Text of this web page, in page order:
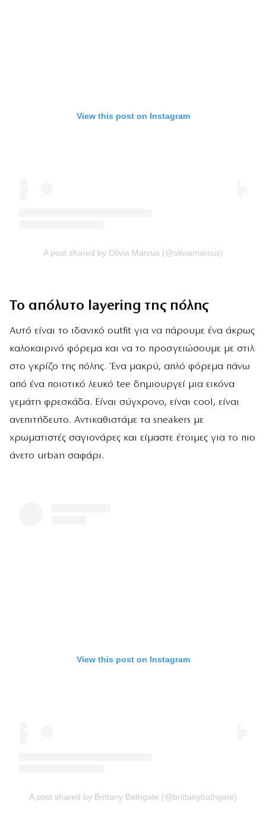
View this post on Instagram
A post shared by Olivia Marcus (@oliviamarcus)
Το απόλυτο layering της πόλης
Αυτό είναι το ιδανικό outfit για να πάρουμε ένα άκρως
καλοκαιρινό φόρεμα και να το προσγειώσουμε με στιλ
στο γκρίζο της πόλης. Ένα μακρύ, απλό φόρεμα πάνω
από ένα ποιοτικό λευκό tee δημιουργεί μια εικόνα
γεμάτη φρεσκάδα. Είναι σύγχρονο, είναι cool, είναι
ανεπιτήδευτο. Αντικαθιστάμε τα sneakers με
χρωματιστές σαγιονάρες και είμαστε έτοιμες για το πιο
άνετο urban σαφάρι.
View this post on Instagram
A post shared by Brittany Bathgate (@brittanybathgate)